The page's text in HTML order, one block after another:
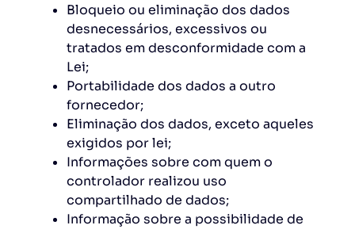
Bloqueio ou eliminação dos dados
desnecessários, excessivos ou
tratados em desconformidade com a
Lei;
Portabilidade dos dados a outro
fornecedor;
Eliminação dos dados, exceto aqueles
exigidos por lei;
Informações sobre com quem o
controlador realizou uso
compartilhado de dados;
Informação sobre a possibilidade de